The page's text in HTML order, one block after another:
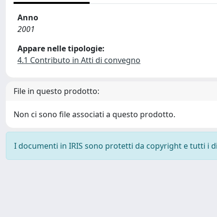
Anno
2001
Appare nelle tipologie:
4.1 Contributo in Atti di convegno
File in questo prodotto:
Non ci sono file associati a questo prodotto.
I documenti in IRIS sono protetti da copyright e tutti i